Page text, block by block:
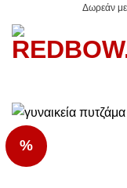
στο
περιεχόμενο
Δωρεάν
%